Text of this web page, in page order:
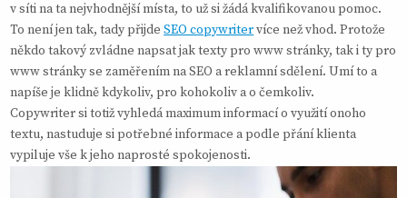
v síti na ta nejvhodnější místa, to už si žádá kvalifikovanou pomoc.
To není jen tak, tady přijdeSEO copywritervíce než vhod. Protože
někdo takový zvládne napsat jak texty pro www stránky, tak i ty pro
www stránky se zaměřením na SEO a reklamní sdělení. Umí to a
napíše je klidně kdykoliv, pro kohokoliv a o čemkoliv.
Copywriter si totiž vyhledá maximum informací o využití onoho
textu, nastuduje si potřebné informace a podle přání klienta
vypiluje vše k jeho naprosté spokojenosti.